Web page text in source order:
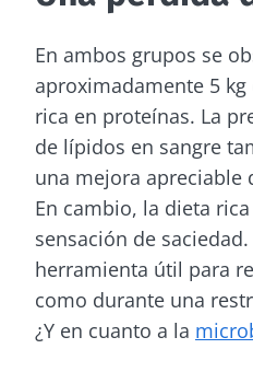
En ambos grupos se
aproximadamente 5
rica en proteínas. La
de lípidos en sangre
una mejora apreciable
En cambio, la dieta
sensación de
herramienta útil para
como durante una
¿Y en cuanto a la